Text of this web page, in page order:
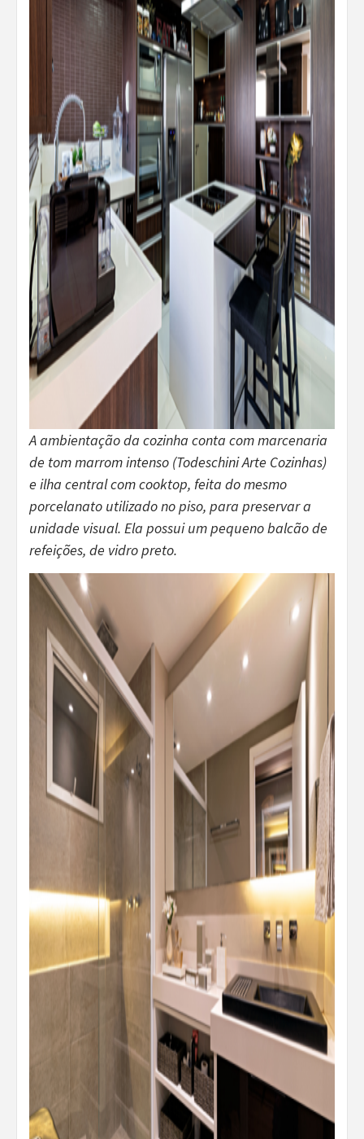
A ambientação da cozinha conta com marcenaria
de tom marrom intenso (Todeschini Arte Cozinhas)
e ilha central com cooktop, feita do mesmo
porcelanato utilizado no piso, para preservar a
unidade visual. Ela possui um pequeno balcão de
refeições, de vidro preto.